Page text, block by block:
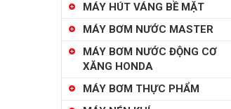
MÁY HÚT VÁNG BỀ MẶT
MÁY BƠM NƯỚC MASTER
MÁY BƠM NƯỚC ĐỘNG CƠ
XĂNG HONDA
MÁY BƠM THỰC PHẨM